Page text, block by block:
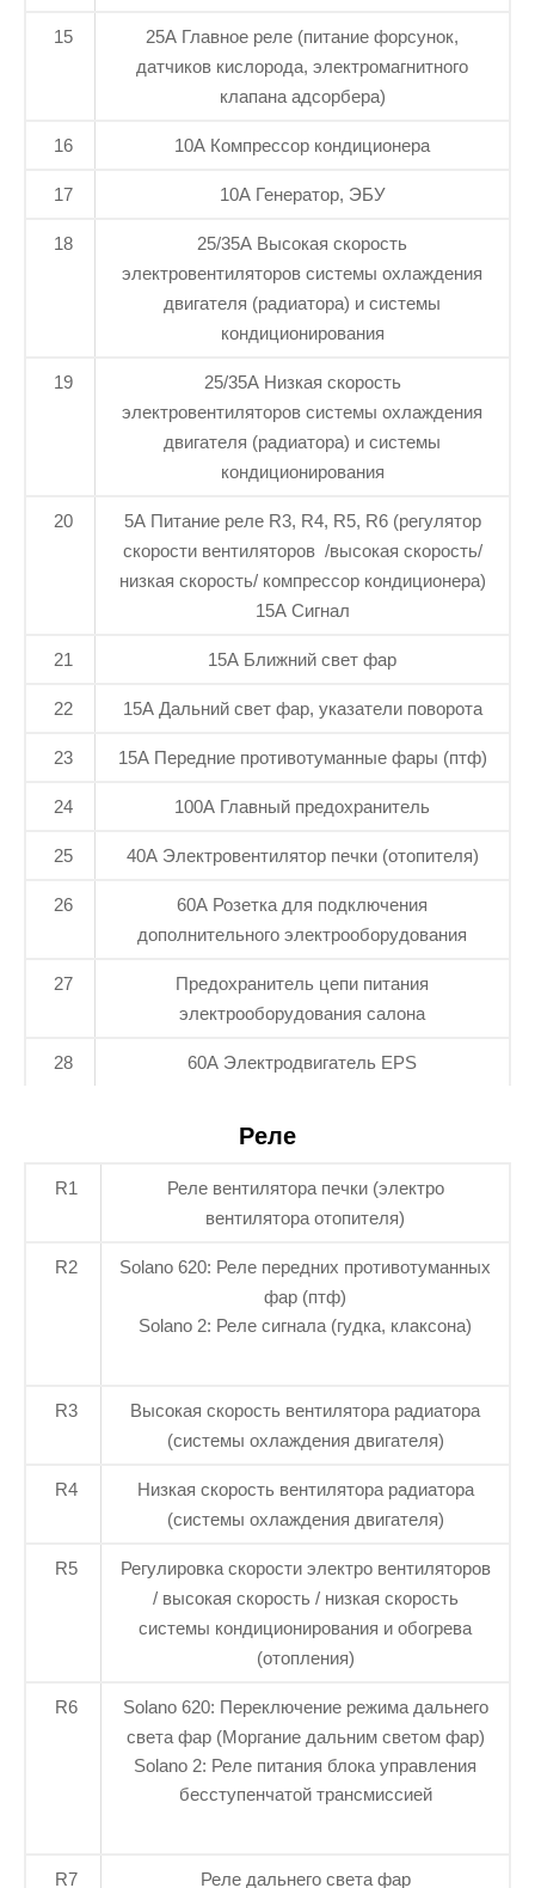
15
25А Главное реле (питание форсунок,
датчиков кислорода, электромагнитного
клапана адсорбера)
16 10А Компрессор кондиционера
17 10А Генератор, ЭБУ
18
25/35А Высокая скорость
электровентиляторов системы охлаждения
двигателя (радиатора) и системы
кондиционирования
19
25/35А Низкая скорость
электровентиляторов системы охлаждения
двигателя (радиатора) и системы
кондиционирования
20
5А Питание реле R3, R4, R5, R6 (регулятор
скорости вентиляторов /высокая скорость/
низкая скорость/ компрессор кондиционера)
15А Сигнал
21 15А Ближний свет фар
22 15А Дальний свет фар, указатели поворота
23 15А Передние противотуманные фары (птф)
24 100А Главный предохранитель
25 40А Электровентилятор печки (отопителя)
26
60А Розетка для подключения
дополнительного электрооборудования
27
Предохранитель цепи питания
электрооборудования салона
28 60А Электродвигатель EPS
Реле
R1
Реле вентилятора печки (электро
вентилятора отопителя)
R2
Solano 620: Реле передних противотуманных
фар (птф)
Solano 2: Реле сигнала (гудка, клаксона)
R3
Высокая скорость вентилятора радиатора
(системы охлаждения двигателя)
R4
Низкая скорость вентилятора радиатора
(системы охлаждения двигателя)
R5
Регулировка скорости электро вентиляторов
/ высокая скорость / низкая скорость
системы кондиционирования и обогрева
(отопления)
R6
Solano 620: Переключение режима дальнего
света фар (Моргание дальним светом фар)
Solano 2: Реле питания блока управления
бесступенчатой трансмиссией
R7 Реле дальнего света фар